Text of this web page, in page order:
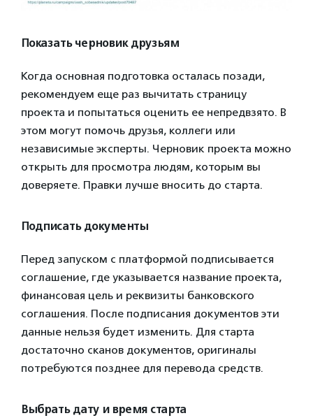
Показать черновик друзьям
Когда основная подготовка осталась позади,
рекомендуем еще раз вычитать страницу
проекта и попытаться оценить ее непредвзято. В
этом могут помочь друзья, коллеги или
независимые эксперты. Черновик проекта можно
открыть для просмотра людям, которым вы
доверяете. Правки лучше вносить до старта.
Подписать документы
Перед запуском с платформой подписывается
соглашение, где указывается название проекта,
финансовая цель и реквизиты банковского
соглашения. После подписания документов эти
данные нельзя будет изменить. Для старта
достаточно сканов документов, оригиналы
потребуются позднее для перевода средств.
Выбрать дату и время старта